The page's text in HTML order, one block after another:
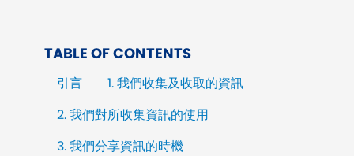
Stay Safe Online​
TABLE OF CONTENTS
引言
1. 我們收集及收取的資訊
2. 我們對所收集資訊的使用
3. 我們分享資訊的時機